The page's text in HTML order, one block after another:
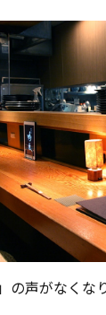
の声がなくな